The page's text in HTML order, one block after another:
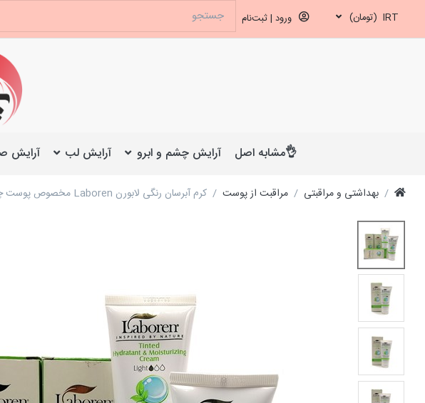
IRT (تومان) ورود | ثبت‌نام
👌مشابه اصل آرایش چشم و ابرو آرایش لب آرایش
بهداشتی و مراقبتی مراقبت از پوست کرم آبرسان رنگی لابورن Laboren مخصوص پوست چرب